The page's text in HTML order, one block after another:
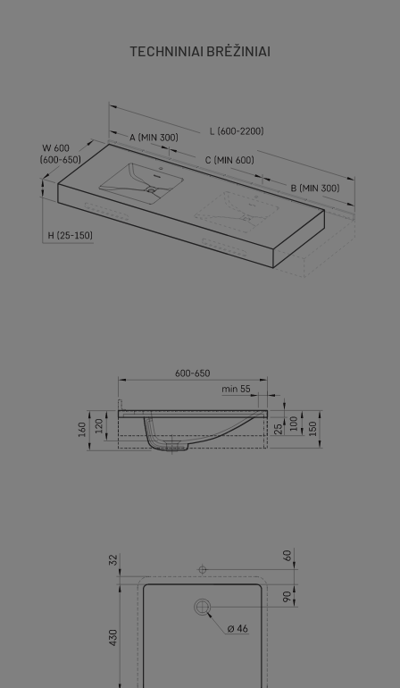
TECHNINIAI BRĖŽINIAI